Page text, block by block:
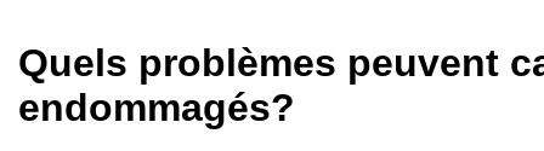
Quels problèmes peuvent
endommagés?